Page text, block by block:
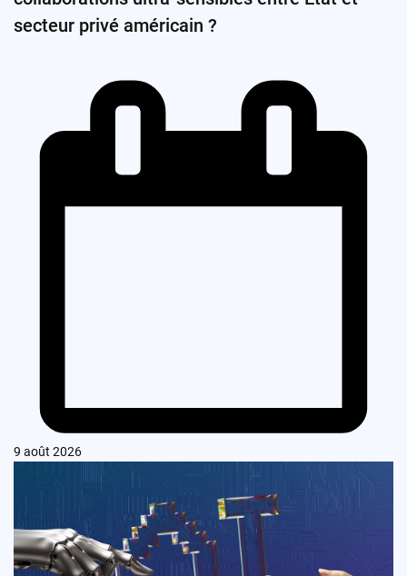
secteur privé américain ?
9 août 2026